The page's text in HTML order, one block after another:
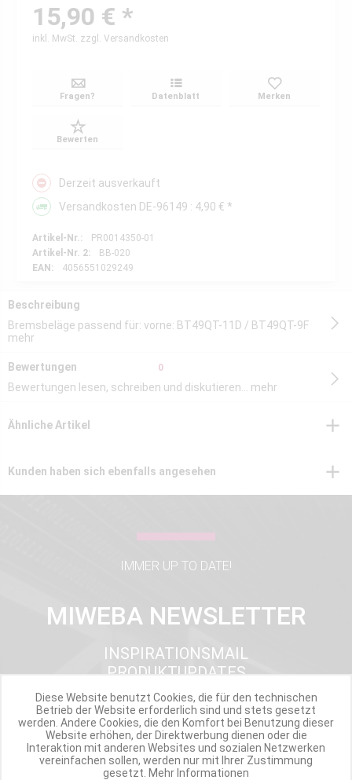
15,90 € *
inkl. MwSt. zzgl. Versandkosten
Fragen? Datenblatt Merken
Bewerten
Derzeit ausverkauft
Versandkosten DE-96149 : 4,90 € *
Artikel-Nr.:
PR0014350-01
Artikel-Nr. 2:
BB-020
EAN:
4056551029249
Beschreibung
Bremsbeläge passend für: vorne: BT49QT-11D / BT49QT-9F
mehr
Bewertungen 0
Bewertungen lesen, schreiben und diskutieren... mehr
Ähnliche Artikel
Kunden haben sich ebenfalls angesehen
IMMER UP TO DATE!
MIWEBA NEWSLETTER
INSPIRATIONSMAIL
PRODUKTUPDATES
TOP INFORMIERT
ANGEBOTE
Werde Teil der Miweba Community!
Diese Website benutzt Cookies, die für den technischen
Betrieb der Website erforderlich sind und stets gesetzt
werden. Andere Cookies, die den Komfort bei Benutzung dieser
Website erhöhen, der Direktwerbung dienen oder die
Interaktion mit anderen Websites und sozialen Netzwerken
vereinfachen sollen, werden nur mit Ihrer Zustimmung
gesetzt. Mehr Informationen